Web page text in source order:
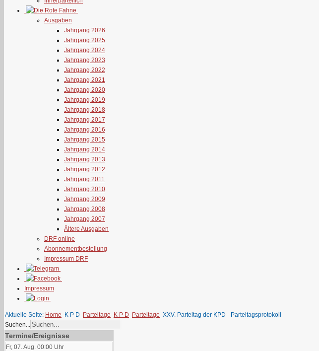
Ausgaben
Jahrgang 2026
Jahrgang 2025
Jahrgang 2024
Jahrgang 2023
Jahrgang 2022
Jahrgang 2021
Jahrgang 2020
Jahrgang 2019
Jahrgang 2018
Jahrgang 2017
Jahrgang 2016
Jahrgang 2015
Jahrgang 2014
Jahrgang 2013
Jahrgang 2012
Jahrgang 2011
Jahrgang 2010
Jahrgang 2009
Jahrgang 2008
Jahrgang 2007
Ältere Ausgaben
DRF online
Abonnementbestellung
Impressum DRF
Impressum
Aktuelle Seite: Home K P D Parteitage K P D Parteitage XXV. Parteitag der KPD - Parteitagsprotokoll
Suchen...
Termine/Ereignisse
Fr, 07. Aug. 00:00 Uhr